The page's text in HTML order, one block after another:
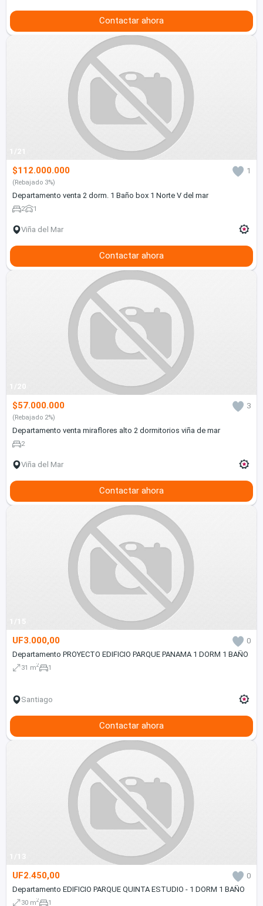
Contactar ahora
1/21
$112.000.000 1
(Rebajado 3%)
Departamento venta 2 dorm. 1 Baño box 1 Norte V del mar
2 1
Viña del Mar
Contactar ahora
1/20
$57.000.000 3
(Rebajado 2%)
Departamento venta miraflores alto 2 dormitorios viña de mar
2
Viña del Mar
Contactar ahora
1/15
UF3.000,00
0
Departamento PROYECTO EDIFICIO PARQUE PANAMA 1 DORM 1 BAÑO
31 m2 1
Santiago
Contactar ahora
1/13
UF2.450,00
0
Departamento EDIFICIO PARQUE QUINTA ESTUDIO - 1 DORM 1 BAÑO
30 m2 1